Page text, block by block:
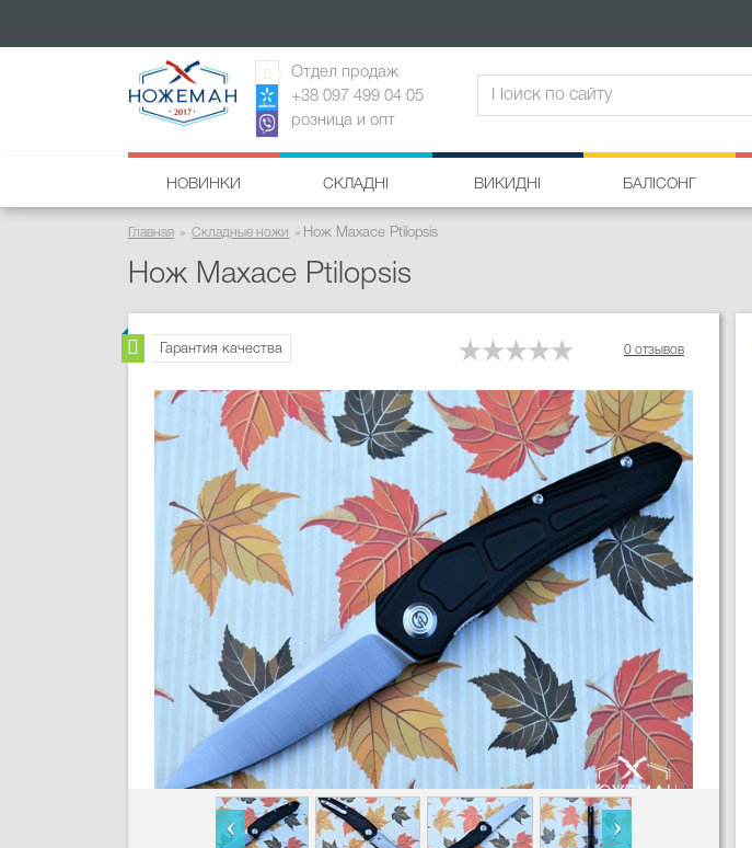
Отдел продаж
+38 097 499 04 05
розница и опт
НОВИНКИ СКЛАДНІ ВИКИДНІ БАЛІСОНГ
Главная Складные ножи Нож Maxace Ptilopsis
Нож Maxace Ptilopsis
Гарантия качества 0 отзывов